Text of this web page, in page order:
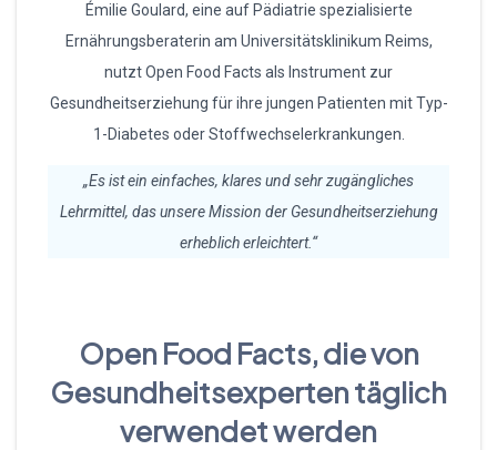
Émilie Goulard, eine auf Pädiatrie spezialisierte
Ernährungsberaterin am Universitätsklinikum Reims,
nutzt Open Food Facts als Instrument zur
Gesundheitserziehung für ihre jungen Patienten mit Typ-
1-Diabetes oder Stoffwechselerkrankungen.
„Es ist ein einfaches, klares und sehr zugängliches
Lehrmittel, das unsere Mission der Gesundheitserziehung
erheblich erleichtert.“
Open Food Facts, die von
Gesundheitsexperten täglich
verwendet werden